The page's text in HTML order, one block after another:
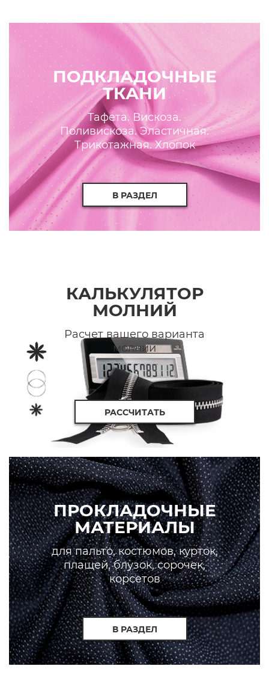
ПОДКЛАДОЧНЫЕ
ТКАНИ
Тафета. Вискоза.
Поливискоза. Эластичная.
Трикотажная. Хлопок
В РАЗДЕЛ
КАЛЬКУЛЯТОР
МОЛНИЙ
Расчет вашего варианта
молнии
РАССЧИТАТЬ
ПРОКЛАДОЧНЫЕ
МАТЕРИАЛЫ
для пальто, костюмов, курток,
плащей, блузок, сорочек,
корсетов
В РАЗДЕЛ